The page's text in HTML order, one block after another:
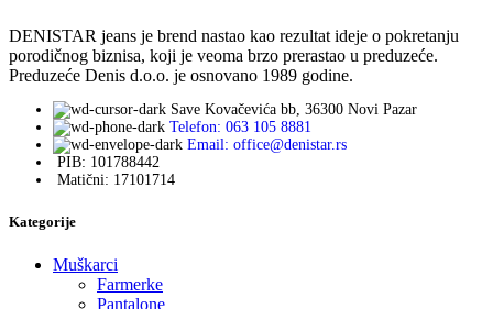
DENISTAR jeans je brend nastao kao rezultat ideje o pokretanju
porodičnog biznisa, koji je veoma brzo prerastao u preduzeće.
Preduzeće Denis d.o.o. je osnovano 1989 godine.
Save Kovačevića bb, 36300 Novi Pazar
Telefon: 063 105 8881
Email: office@denistar.rs
PIB: 101788442
Matični: 17101714
Kategorije
Muškarci
Farmerke
Pantalone